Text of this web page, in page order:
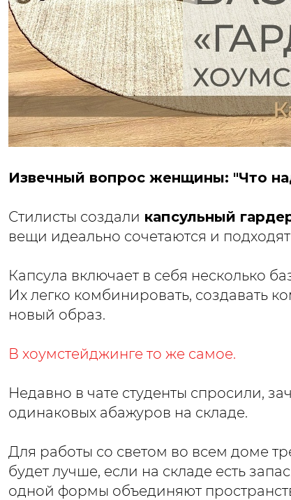
Извечный вопрос женщины: "Что
Стилисты создали капсульный
вещи идеально сочетаются и
Капсула включает в себя несколько
Их легко комбинировать, создавать
новый образ.
В хоумстейджинге то же самое.
Недавно в чате студенты спросили,
одинаковых абажуров на складе.
Для работы со светом во всем доме
будет лучше, если на складе есть
одной формы объединяют